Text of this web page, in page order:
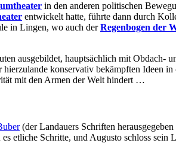
in den anderen politischen
entwickelt hatte, führte dann durch
in Lingen, wo auch derRegenbogen der
ausgebildet, hauptsächlich mit Obdach-
konservativ bekämpften Ideen
mit den Armen der Welt hindert …
(der Landauers Schriften herausgegeben
etliche Schritte, und Augusto schloss sein